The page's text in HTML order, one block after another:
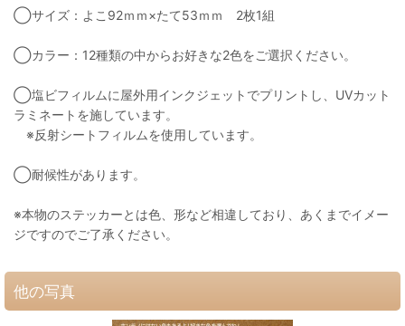
◯サイズ：よこ92ｍｍ×たて53ｍｍ 2枚1組
◯カラー：12種類の中からお好きな2色をご選択ください。
◯塩ビフィルムに屋外用インクジェットでプリントし、UVカット
ラミネートを施しています。
※反射シートフィルムを使用しています。
◯耐候性があります。
※本物のステッカーとは色、形など相違しており、あくまでイメー
ジですのでご了承ください。
他の写真